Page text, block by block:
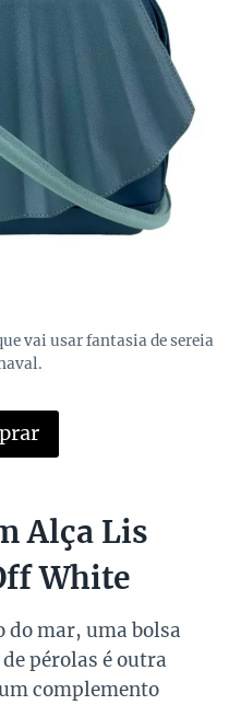
vai usar fantasia de sereia
Alça Lis
White
do mar, uma bolsa
pérolas é outra
complemento